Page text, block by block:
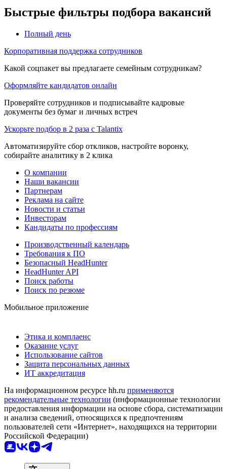
Быстрые фильтры подбора вакансий
Полный день
Корпоративная поддержка сотрудников
Какой соцпакет вы предлагаете семейным сотрудникам?
Оформляйте кандидатов онлайн
Проверяйте сотрудников и подписывайте кадровые
документы без бумаг и личных встреч
Ускорьте подбор в 2 раза с Talantix
Автоматизируйте сбор откликов, настройте воронку,
собирайте аналитику в 2 клика
О компании
Наши вакансии
Партнерам
Реклама на сайте
Новости и статьи
Инвесторам
Кандидаты по профессиям
Производственный календарь
Требования к ПО
Безопасный HeadHunter
HeadHunter API
Поиск работы
Поиск по резюме
Мобильное приложение
Этика и комплаенс
Оказание услуг
Использование сайтов
Защита персональных данных
ИТ аккредитация
На информационном ресурсе hh.ru применяются
рекомендательные технологии (информационные технологии
предоставления информации на основе сбора, систематизации
и анализа сведений, относящихся к предпочтениям
пользователей сети «Интернет», находящихся на территории
Российской Федерации)